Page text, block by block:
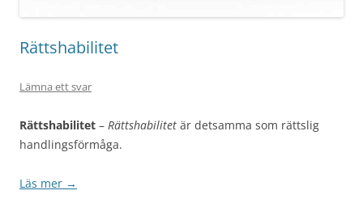
Rättshabilitet
Lämna ett svar
Rättshabilitet – Rättshabilitet är detsamma som rättslig
handlingsförmåga.
Läs mer →